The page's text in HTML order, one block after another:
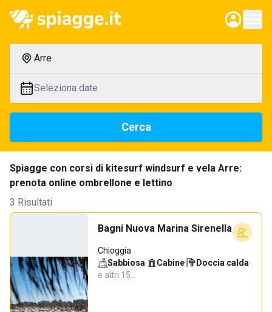
Arre
Seleziona date
Cerca
Spiagge con corsi di kitesurf windsurf e vela Arre:
prenota online ombrellone e lettino
3 Risultati
Bagni Nuova Marina Sirenella
Chioggia
Sabbiosa· Cabine· Doccia calda·
e altri 15…